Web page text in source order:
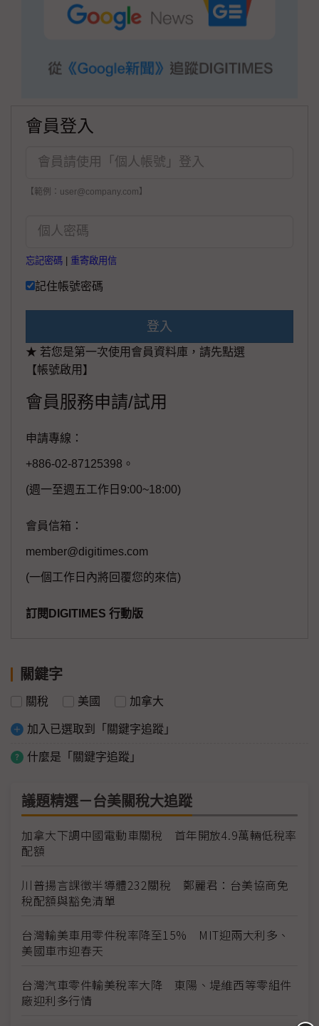
會員登入
【範例：user@company.com】
忘記密碼 重寄啟用信
記住帳號密碼
登入
★ 若您是第一次使用會員資料庫，請先點選
【帳號啟用】
會員服務申請/試用
申請專線：
+886-02-87125398。
(週一至週五工作日9:00~18:00)
會員信箱：
member@digitimes.com
(一個工作日內將回覆您的來信)
訂閱DIGITIMES 行動版
關鍵字
關稅 美國 加拿大
加入已選取到「關鍵字追蹤」
什麼是「關鍵字追蹤」
議題精選－台美關稅大追蹤
加拿大下調中國電動車關稅 首年開放4.9萬輛低稅率
配額
川普揚言課徵半導體232關稅 鄭麗君：台美協商免
稅配額與豁免清單
台灣輸美車用零件稅率降至15% MIT迎兩大利多、
美國車市迎春天
台灣汽車零件輸美稅率大降 東陽、堤維西等零組件
廠迎利多行情